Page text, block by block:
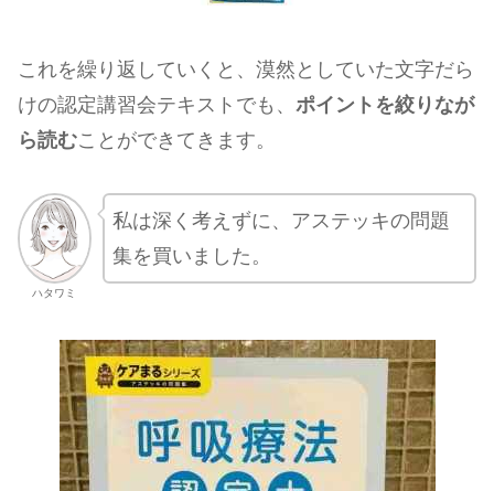
これを繰り返していくと、漠然としていた文字だら
けの認定講習会テキストでも、 ポイントを絞りなが
ら読むことができてきます。
ハタワミ
私は深く考えずに、アステッキの問題
集を買いました。